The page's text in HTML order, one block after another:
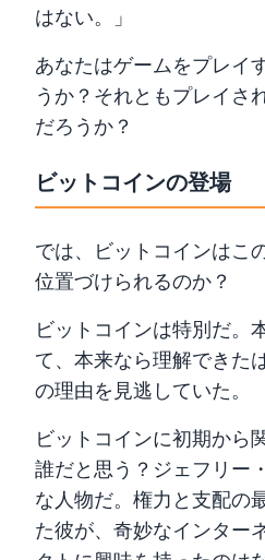
はない。」
あなたはゲームをプレイ
うか？それともプレイさ
だろうか？
ビットコインの登場
では、ビットコインはこ
位置づけられるのか？
ビットコインは特別だ。
て、本来なら理解できた
の理由を見逃していた。
ビットコインに初期から
誰だと思う？ジェフリー
な人物だ。権力と支配の
た彼が、奇妙なインター